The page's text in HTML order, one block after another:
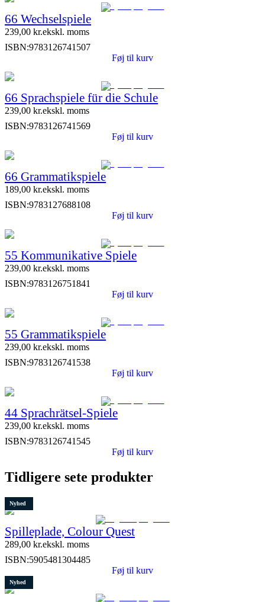
66 Wechselspiele
239,00 kr.ekskl. moms
ISBN:9783126741507
Føj til kurv
66 Sprachspiele für die Schule
239,00 kr.ekskl. moms
ISBN:9783126741569
Føj til kurv
66 Grammatikspiele
189,00 kr.ekskl. moms
ISBN:9783127688108
Føj til kurv
55 Kommunikative Spiele
239,00 kr.ekskl. moms
ISBN:9783126751841
Føj til kurv
55 Grammatikspiele
239,00 kr.ekskl. moms
ISBN:9783126741538
Føj til kurv
44 Sprachrätsel-Spiele
239,00 kr.ekskl. moms
ISBN:9783126741545
Føj til kurv
Tidligere sete produkter
Nyhed
Spilleplade, Colour Quest
289,00 kr.ekskl. moms
ISBN:5905481304485
Føj til kurv
Nyhed